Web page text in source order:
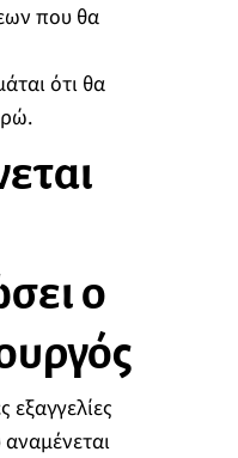
που θα
ότι θα
ο
εξαγγελίες